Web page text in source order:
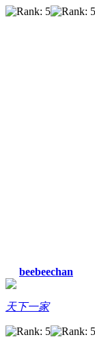
beebeechan
天下一家